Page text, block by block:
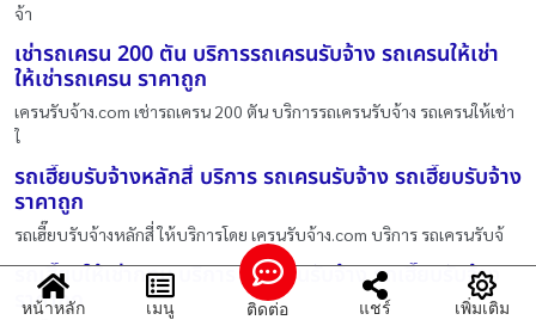
จ้า
เช่ารถเครน 200 ตัน บริการรถเครนรับจ้าง รถเครนให้เช่า
ให้เช่ารถเครน ราคาถูก
เครนรับจ้าง.com เช่ารถเครน 200 ตัน บริการรถเครนรับจ้าง รถเครนให้เช่า
ใ
รถเฮี๊ยบรับจ้างหลักสี่ บริการ รถเครนรับจ้าง รถเฮี๊ยบรับจ้าง
ราคาถูก
รถเฮี๊ยบรับจ้างหลักสี่ ให้บริการโดย เครนรับจ้าง.com บริการ รถเครนรับจ้
รถเฮี๊ยบให้เช่ากทม บริการ รถเครนรับจ้าง รถเฮี๊ยบรับจ้าง
ราคาถูก
หน้าหลัก เมนู ติดต่อ แชร์ เพิ่มเติม